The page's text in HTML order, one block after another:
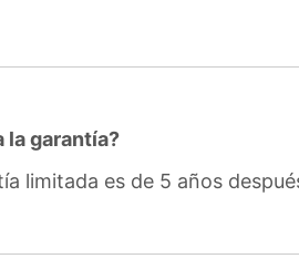
la garantía?
limitada es de 5 años